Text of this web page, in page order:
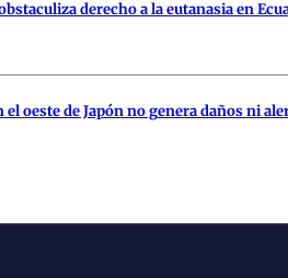
derecho a la eutanasia en
oeste de Japón no genera daños ni